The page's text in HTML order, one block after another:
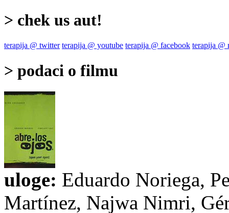
> chek us aut!
terapija @ twitter terapija @ youtube terapija @ facebook terapija @
> podaci o filmu
uloge: Eduardo Noriega,
Martínez, Najwa Nimri,